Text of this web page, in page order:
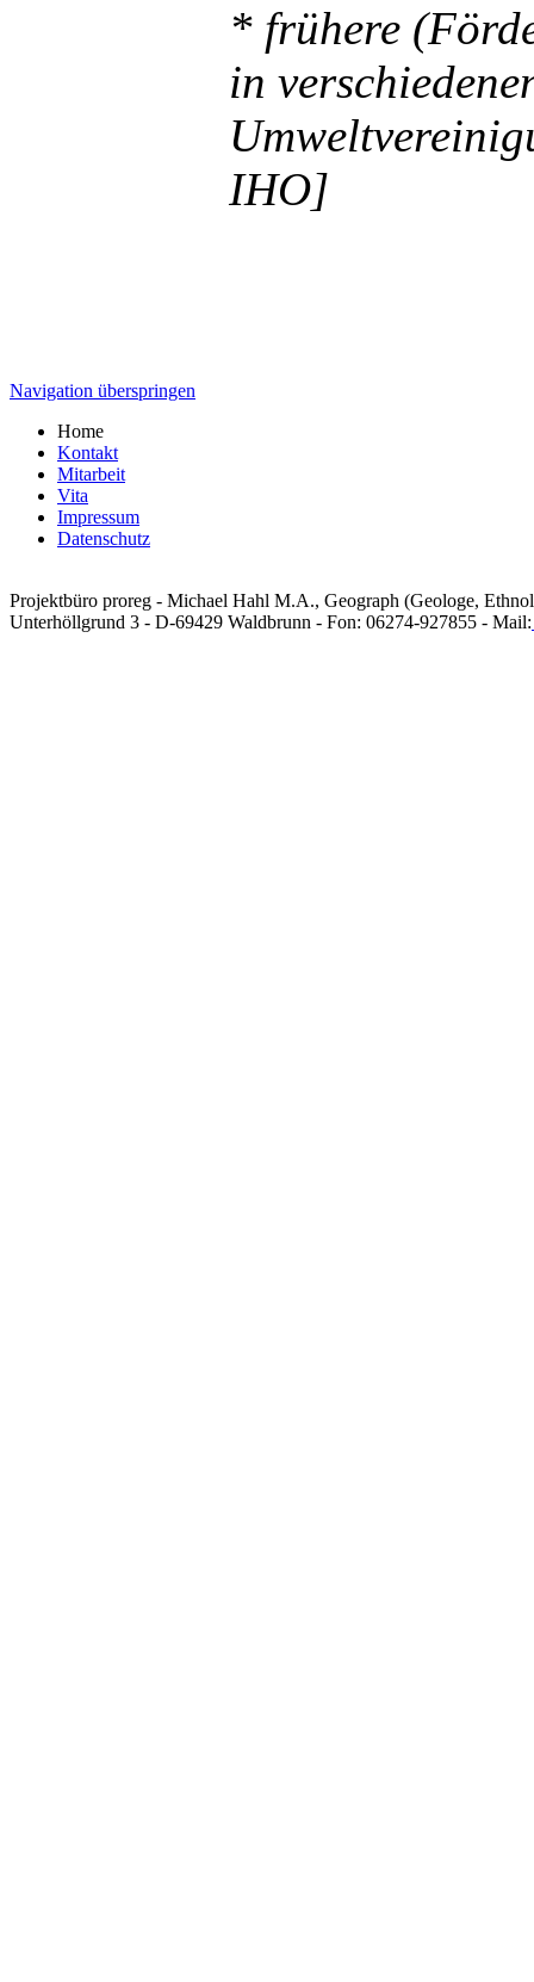
* frühere
in
IHO]
Navigation überspringen
Home
Kontakt
Mitarbeit
Vita
Impressum
Datenschutz
Projektbüro proreg - Michael Hahl M.A., Geograph (Geologe,
Unterhöllgrund 3 - D-69429 Waldbrunn - Fon: 06274-927855 - Mail: